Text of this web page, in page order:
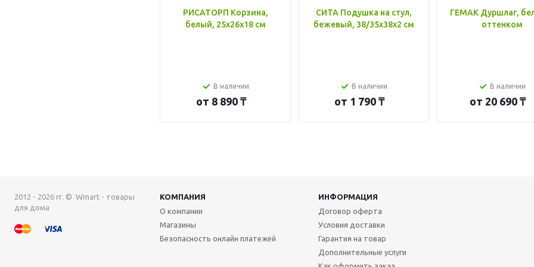
РИСАТОРП Корзина,
белый, 25x26x18 см
В наличии
от 8 890 ₸
СИТА Подушка на стул,
бежевый, 38/35x38x2 см
В наличии
от 1 790 ₸
ГЕМАК Дуршлаг,
оттенком
В наличии
от 20 690 ₸
2012 - 2026 гг. © Wmart - товары
для дома
КОМПАНИЯ
ИНФОРМАЦИЯ
О компании
Магазины
Безопасность онлайн платежей
Договор оферта
Условия доставки
Гарантия на товар
Дополнительные услуги